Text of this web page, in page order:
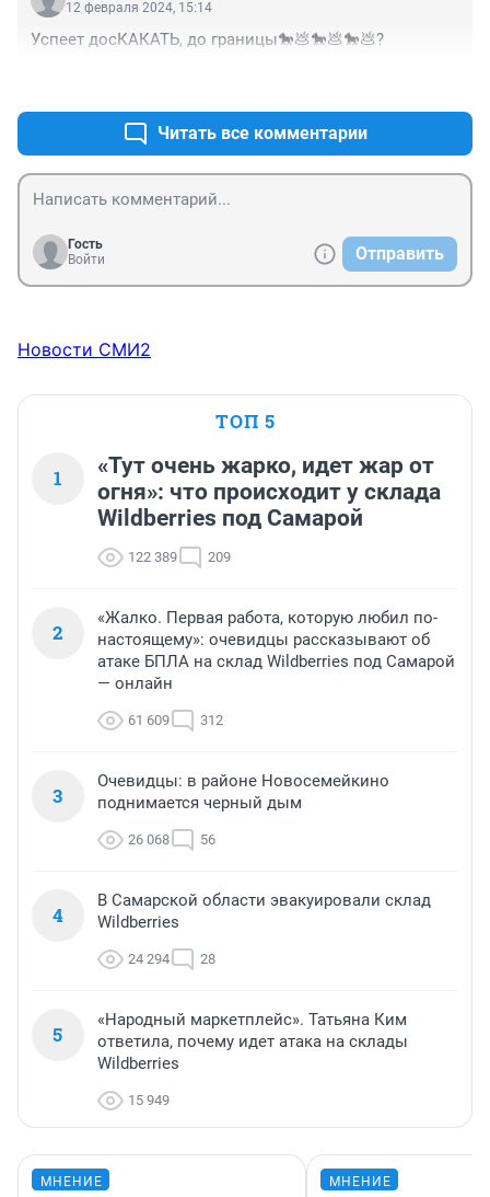
12 февраля 2024, 15:14
Успеет досКАКАТЬ, до границы🐎💩🐎💩🐎💩?
Читать все комментарии
Гость
Войти
Отправить
Новости СМИ2
ТОП 5
1
«Тут очень жарко, идет жар от
огня»: что происходит у склада
Wildberries под Самарой
122 389 209
2
«Жалко. Первая работа, которую любил по-
настоящему»: очевидцы рассказывают об
атаке БПЛА на склад Wildberries под Самарой
— онлайн
61 609 312
3
Очевидцы: в районе Новосемейкино
поднимается черный дым
26 068 56
4
В Самарской области эвакуировали склад
Wildberries
24 294 28
5
«Народный маркетплейс». Татьяна Ким
ответила, почему идет атака на склады
Wildberries
15 949
МНЕНИЕ МНЕНИЕ